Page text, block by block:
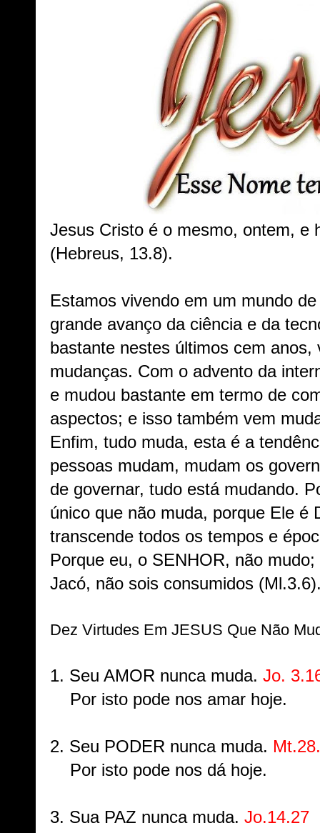
Jesus Cristo é o mesmo, ontem, e
(Hebreus, 13.8).
Estamos vivendo em um mundo
grande avanço da ciência e da
bastante nestes últimos cem anos,
mudanças. Com o advento da
e mudou bastante em termo de
aspectos; e isso também vem
Enfim, tudo muda, esta é a
pessoas mudam, mudam os
de governar, tudo está mudando.
único que não muda, porque Ele é
transcende todos os tempos e
Porque eu, o SENHOR, não
Jacó, não sois consumidos
Dez Virtudes Em JESUS Que Não
1. Seu AMOR nunca muda. Jo.
Por isto pode nos amar hoje.
2. Seu PODER nunca muda.
Por isto pode nos dá hoje.
3. Sua PAZ nunca muda. Jo.14.27